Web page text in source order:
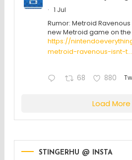
·
1 Jul
Rumor: Metroid Ravenous
new Metroid game on
https://
metroid-ravenous-isnt-t...
68 880
Load More
STINGERHU @ INSTA